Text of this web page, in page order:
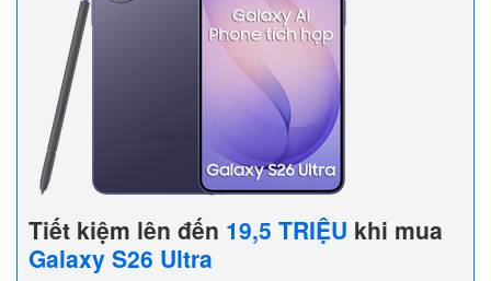
Tiết kiệm lên đến 19,5 TRIỆU khi mua
Galaxy S26 Ultra